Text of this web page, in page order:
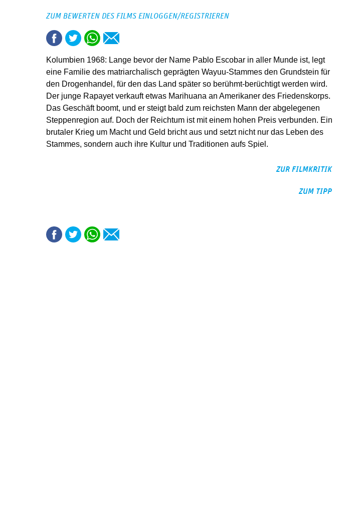
ZUM BEWERTEN DES FILMS EINLOGGEN/REGISTRIEREN
Kolumbien 1968: Lange bevor der Name Pablo Escobar in aller Munde ist, legt
eine Familie des matriarchalisch geprägten Wayuu-Stammes den Grundstein für
den Drogenhandel, für den das Land später so berühmt-berüchtigt werden wird.
Der junge Rapayet verkauft etwas Marihuana an Amerikaner des Friedenskorps.
Das Geschäft boomt, und er steigt bald zum reichsten Mann der abgelegenen
Steppenregion auf. Doch der Reichtum ist mit einem hohen Preis verbunden. Ein
brutaler Krieg um Macht und Geld bricht aus und setzt nicht nur das Leben des
Stammes, sondern auch ihre Kultur und Traditionen aufs Spiel.
ZUR FILMKRITIK
ZUM TIPP